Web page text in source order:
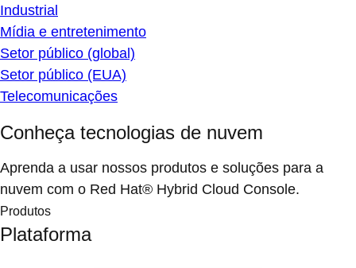
Industrial
Mídia e entretenimento
Setor público (global)
Setor público (EUA)
Telecomunicações
Conheça tecnologias de nuvem
Aprenda a usar nossos produtos e soluções para a
nuvem com o Red Hat® Hybrid Cloud Console.
Produtos
Plataforma